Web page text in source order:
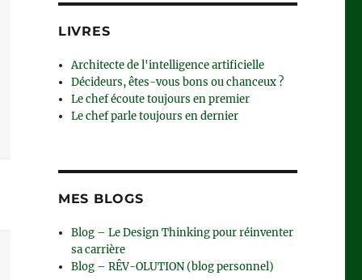
LIVRES
Architecte de l'intelligence artificielle
Décideurs, êtes-vous bons ou chanceux ?
Le chef écoute toujours en premier
Le chef parle toujours en dernier
MES BLOGS
Blog – Le Design Thinking pour réinventer
sa carrière
Blog – RÊV-OLUTION (blog personnel)